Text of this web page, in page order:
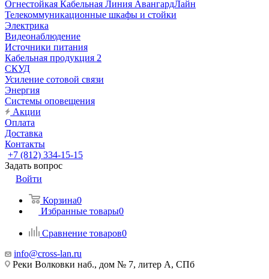
Огнестойкая Кабельная Линия АвангардЛайн
Телекоммуникационные шкафы и стойки
Электрика
Видеонаблюдение
Источники питания
Кабельная продукция 2
СКУД
Усиление сотовой связи
Энергия
Системы оповещения
Акции
Оплата
Доставка
Контакты
+7 (812) 334-15-15
Задать вопрос
Войти
Корзина0
Избранные товары0
Сравнение товаров0
info@cross-lan.ru
Реки Волковки наб., дом № 7, литер А, СПб